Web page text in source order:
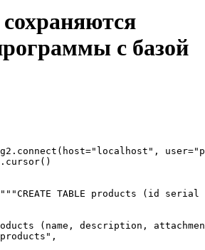
с базой
TABLE products (id
(name, description,